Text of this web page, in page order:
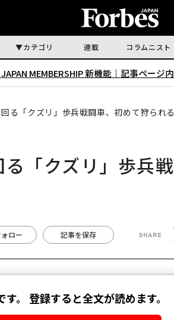
カテゴリ 連載 コラムニスト
MEMBERSHIP 新機能｜ 記事ページ
る「クズリ」歩兵戦闘車、初めて狩られる
「クズリ」歩兵戦
ロー 記事を保存